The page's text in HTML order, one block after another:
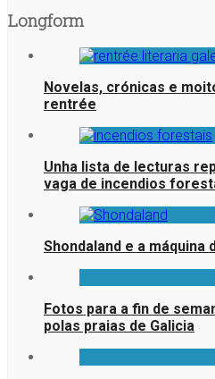
Longform
Novelas, crónicas e
rentrée
Unha lista de lecturas
vaga de incendios
Shondaland e a
Fotos para a fin de
polas praias de Galicia